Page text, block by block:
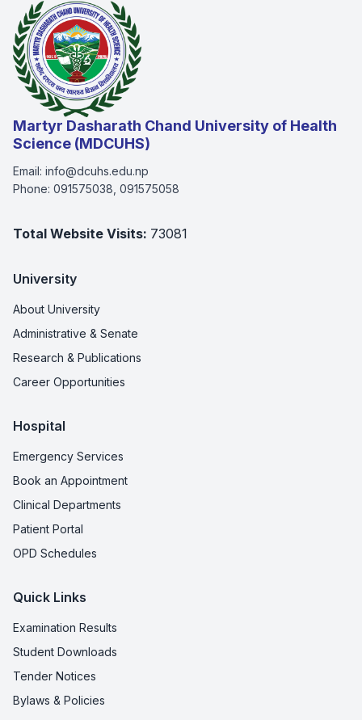
Martyr Dasharath Chand University of Health
Science (MDCUHS)
Email: info@dcuhs.edu.np
Phone: 091575038, 091575058
Total Website Visits: 73081
University
About University
Administrative & Senate
Research & Publications
Career Opportunities
Hospital
Emergency Services
Book an Appointment
Clinical Departments
Patient Portal
OPD Schedules
Quick Links
Examination Results
Student Downloads
Tender Notices
Bylaws & Policies